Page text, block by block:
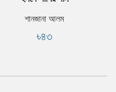
শানজানা আলম
৳৪৩